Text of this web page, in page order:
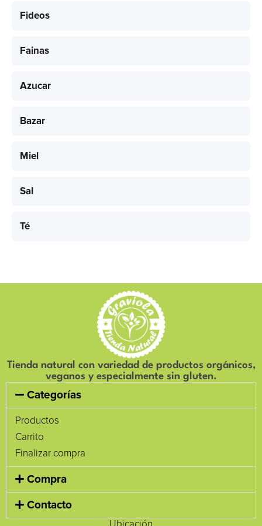
Fideos
Fainas
Azucar
Bazar
Miel
Sal
Té
Tienda natural con variedad de productos orgánicos,
veganos y especialmente sin gluten.
Categorías
Productos
Carrito
Finalizar compra
Compra
Contacto